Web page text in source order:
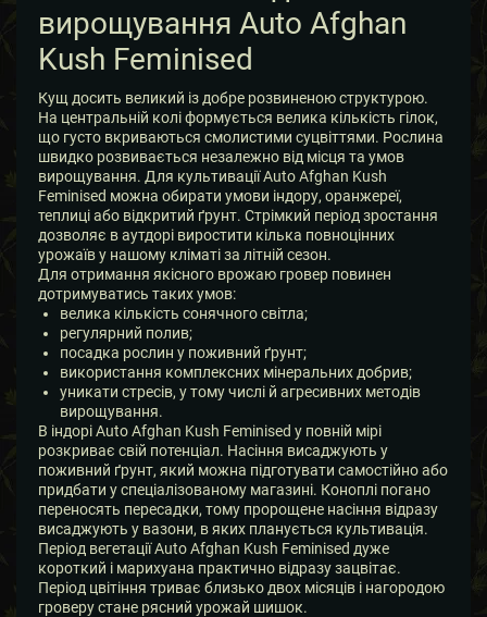
вирощування Auto Afghan
Kush Feminised
Кущ досить великий із добре розвиненою структурою.
На центральній колі формується велика кількість гілок,
що густо вкриваються смолистими суцвіттями. Рослина
швидко розвивається незалежно від місця та умов
вирощування. Для культивації Auto Afghan Kush
Feminised можна обирати умови індору, оранжереї,
теплиці або відкритий ґрунт. Стрімкий період зростання
дозволяє в аутдорі виростити кілька повноцінних
урожаїв у нашому кліматі за літній сезон.
Для отримання якісного врожаю гровер повинен
дотримуватись таких умов:
велика кількість сонячного світла;
регулярний полив;
посадка рослин у поживний ґрунт;
використання комплексних мінеральних добрив;
уникати стресів, у тому числі й агресивних методів
вирощування.
В індорі Auto Afghan Kush Feminised у повній мірі
розкриває свій потенціал. Насіння висаджують у
поживний ґрунт, який можна підготувати самостійно або
придбати у спеціалізованому магазині. Коноплі погано
переносять пересадки, тому пророщене насіння відразу
висаджують у вазони, в яких планується культивація.
Період вегетації Auto Afghan Kush Feminised дуже
короткий і марихуана практично відразу зацвітає.
Період цвітіння триває близько двох місяців і нагородою
гроверу стане рясний урожай шишок.